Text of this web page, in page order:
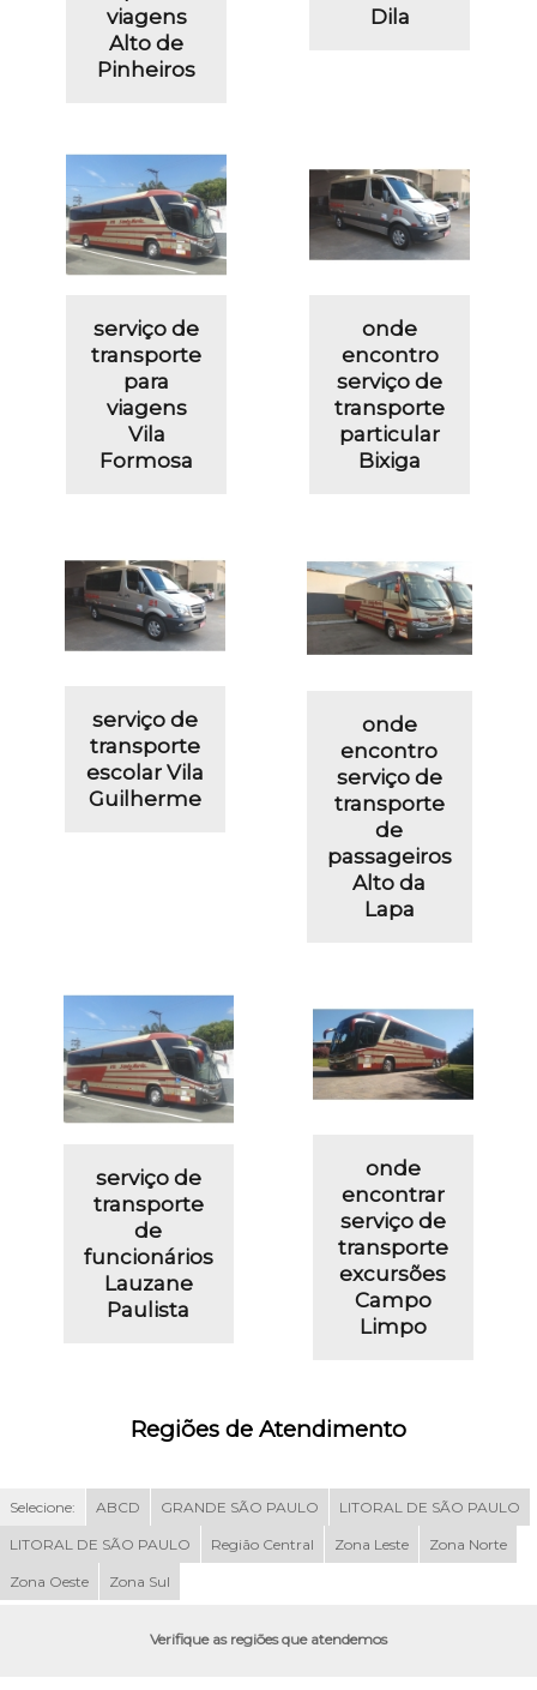
viagens
Alto de
Pinheiros
Dila
serviço de
transporte
para
viagens
Vila
Formosa
onde
encontro
serviço de
transporte
particular
Bixiga
serviço de
transporte
escolar Vila
Guilherme
onde
encontro
serviço de
transporte
de
passageiros
Alto da
Lapa
serviço de
transporte
de
funcionários
Lauzane
Paulista
onde
encontrar
serviço de
transporte
excursões
Campo
Limpo
Regiões de Atendimento
Selecione: ABCD GRANDE SÃO PAULO LITORAL DE SÃO PAULO
LITORAL DE SÃO PAULO Região Central Zona Leste Zona Norte
Zona Oeste Zona Sul
Verifique as regiões que atendemos